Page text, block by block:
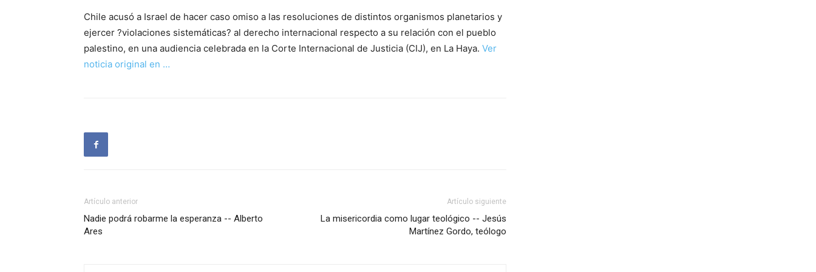
Chile acusó a Israel de hacer caso omiso a las resoluciones de distintos organismos planetarios y
ejercer ?violaciones sistemáticas? al derecho internacional respecto a su relación con el pueblo
palestino, en una audiencia celebrada en la Corte Internacional de Justicia (CIJ), en La Haya. Ver
noticia original en …
Artículo anterior
Nadie podrá robarme la esperanza -- Alberto
Ares
Artículo siguiente
La misericordia como lugar teológico -- Jesús
Martínez Gordo, teólogo